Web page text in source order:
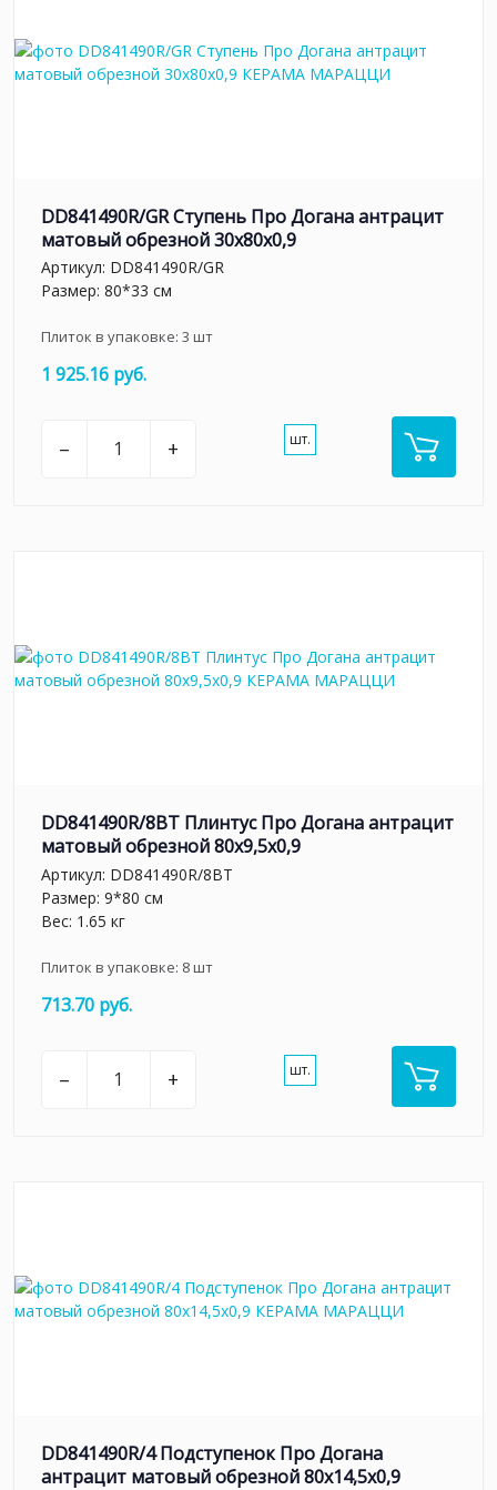
DD841490R/GR Ступень Про Догана антрацит
матовый обрезной 30x80x0,9
Артикул: DD841490R/GR
Размер: 80*33 см
Плиток в упаковке: 3 шт
1 925.16 руб.
– + шт.
DD841490R/8BT Плинтус Про Догана антрацит
матовый обрезной 80x9,5x0,9
Артикул: DD841490R/8BT
Размер: 9*80 см
Вес: 1.65 кг
Плиток в упаковке: 8шт
713.70 руб.
– + шт.
DD841490R/4 Подступенок Про Догана
антрацит матовый обрезной 80x14,5x0,9